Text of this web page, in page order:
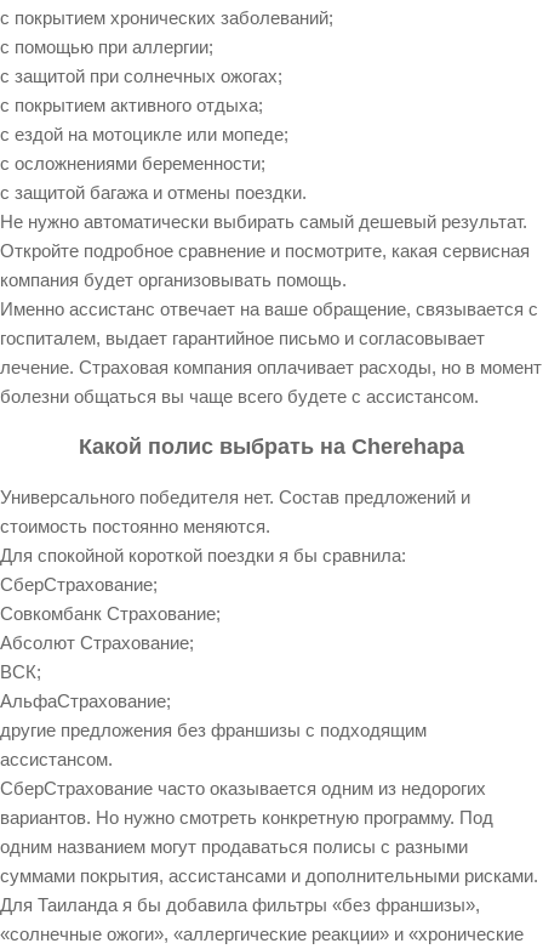
с покрытием хронических заболеваний;
с помощью при аллергии;
с защитой при солнечных ожогах;
с покрытием активного отдыха;
с ездой на мотоцикле или мопеде;
с осложнениями беременности;
с защитой багажа и отмены поездки.
Не нужно автоматически выбирать самый дешевый результат.
Откройте подробное сравнение и посмотрите, какая сервисная
компания будет организовывать помощь.
Именно ассистанс отвечает на ваше обращение, связывается с
госпиталем, выдает гарантийное письмо и согласовывает
лечение. Страховая компания оплачивает расходы, но в момент
болезни общаться вы чаще всего будете с ассистансом.
Какой полис выбрать на Cherehapa
Универсального победителя нет. Состав предложений и
стоимость постоянно меняются.
Для спокойной короткой поездки я бы сравнила:
СберСтрахование;
Совкомбанк Страхование;
Абсолют Страхование;
ВСК;
АльфаСтрахование;
другие предложения без франшизы с подходящим
ассистансом.
СберСтрахование часто оказывается одним из недорогих
вариантов. Но нужно смотреть конкретную программу. Под
одним названием могут продаваться полисы с разными
суммами покрытия, ассистансами и дополнительными рисками.
Для Таиланда я бы добавила фильтры «без франшизы»,
«солнечные ожоги», «аллергические реакции» и «хронические